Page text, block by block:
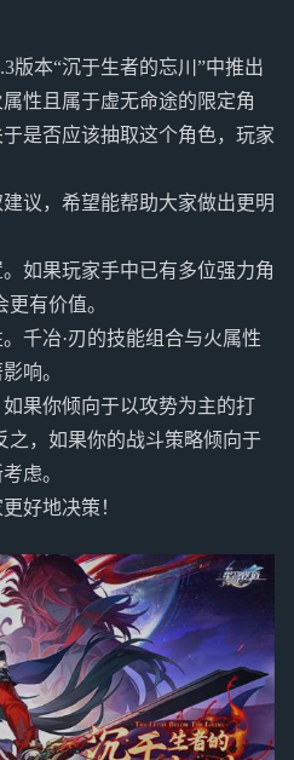
版本“沉于生者的忘川”中推出
性且属于虚无命途的限定角
是否应该抽取这个角色，玩家
议，希望能帮助大家做出更明
如果玩家手中已有多位强力角
有价值。
千冶·刃的技能组合与火属性
响。
果你倾向于以攻势为主的打
之，如果你的战斗策略倾向于
虑。
好地决策！